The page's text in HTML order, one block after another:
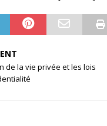
de la vie privée et les lois